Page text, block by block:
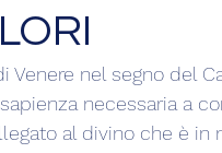
nel segno del
necessaria a
al divino che è in